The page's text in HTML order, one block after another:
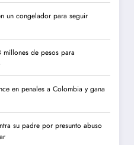
un congelador para seguir
de pesos para
en penales a Colombia y gana
su padre por presunto abuso